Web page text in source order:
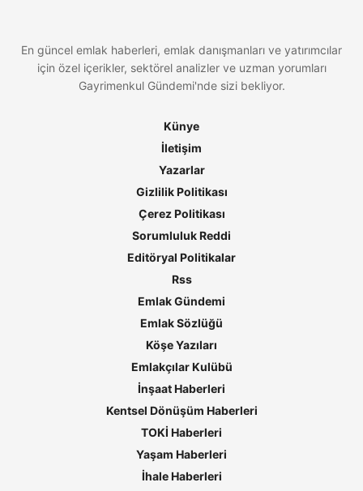
En güncel emlak haberleri, emlak danışmanları ve yatırımcılar
için özel içerikler, sektörel analizler ve uzman yorumları
Gayrimenkul Gündemi'nde sizi bekliyor.
Künye
İletişim
Yazarlar
Gizlilik Politikası
Çerez Politikası
Sorumluluk Reddi
Editöryal Politikalar
Rss
Emlak Gündemi
Emlak Sözlüğü
Köşe Yazıları
Emlakçılar Kulübü
İnşaat Haberleri
Kentsel Dönüşüm Haberleri
TOKİ Haberleri
Yaşam Haberleri
İhale Haberleri